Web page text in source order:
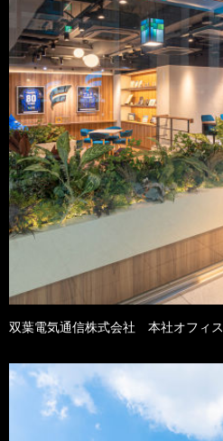
双葉電気通信株式会社 本社オフィス